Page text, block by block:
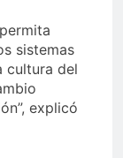
sistemas
cultura del
explicó